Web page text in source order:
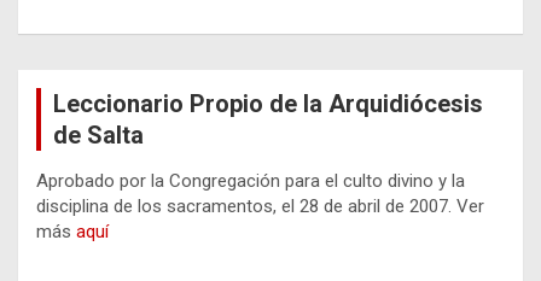
Leccionario Propio de la Arquidiócesis
de Salta
Aprobado por la Congregación para el culto divino y la
disciplina de los sacramentos, el 28 de abril de 2007. Ver
más aquí